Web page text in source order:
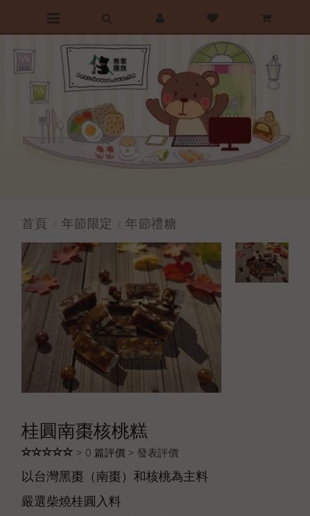
首頁 / 年節限定 /年節禮糖
桂圓南棗核桃糕
> 0 篇評價 > 發表評價
以台灣黑棗（南棗）和核桃為主料
嚴選柴燒桂圓入料